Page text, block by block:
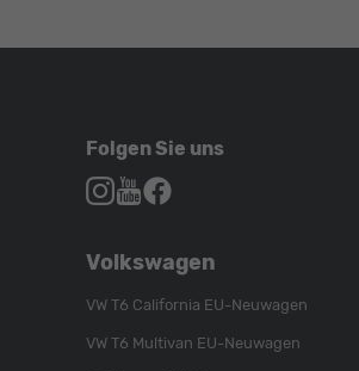
Folgen Sie uns
Autohaus
Sie
Instagram
Autohaus
Sie
unser
Kanal
Sie
Facebook
Volkswagen
VW T6 California EU-Neuwagen
VW T6 Multivan EU-Neuwagen